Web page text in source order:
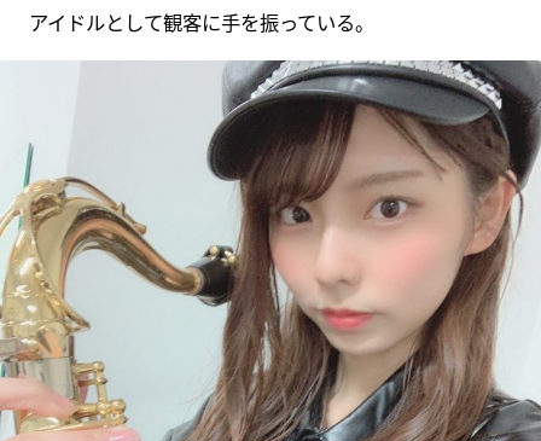
アイドルとして観客に手を振っている。